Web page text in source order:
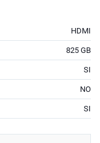
HDMI
825 GB
SI
NO
SI